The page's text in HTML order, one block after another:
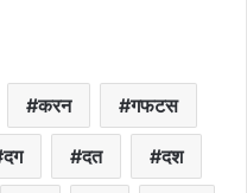
करन गफटस
दग दत दश